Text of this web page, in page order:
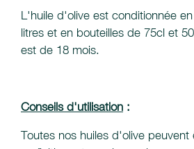
L'huile d'olive est conditionnée
litres et en bouteilles de 75cl et
est de 18 mois.
Conseils d'utilisation :
Toutes nos huiles d'olive peuvent